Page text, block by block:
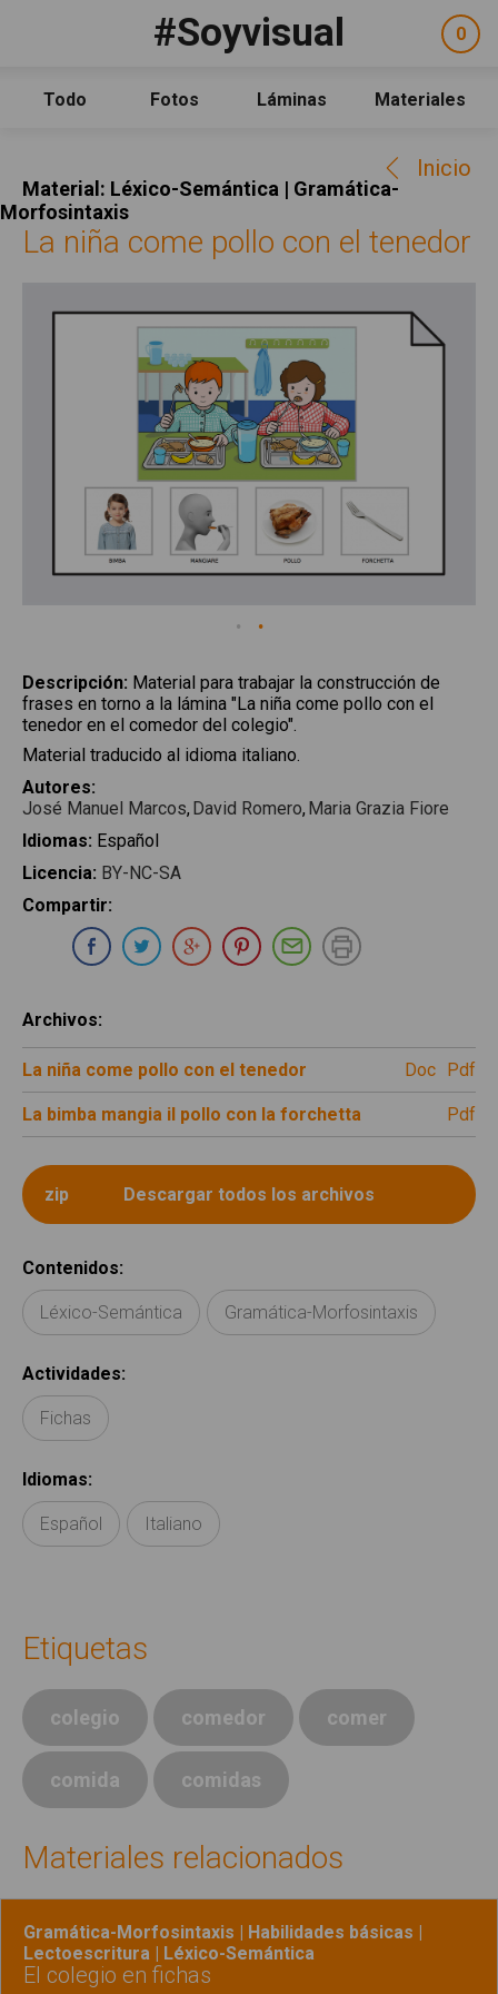
#Soyvisual
Todo
Fotos Láminas Materiales
0
Material: Léxico-Semántica | Gramática-
Morfosintaxis
Inicio
La niña come pollo con el tenedor
Descripción: Material para trabajar la construcción de
frases en torno a la lámina "La niña come pollo con el
tenedor en el comedor del colegio".
Material traducido al idioma italiano.
Autores:
José Manuel Marcos David Romero Maria Grazia Fiore
Idiomas: Español
Licencia: BY-NC-SA
Compartir:
Compartir en Whatsapp
Compartir en Facebook
Compartir en Twitter
Compartir en Google Plus
Compartir en Pinterest
Compartir por E-
Archivos:
La niña come pollo con el tenedor doc pdf
La bimba mangia il pollo con la forchetta pdf
Contenidos:
Léxico-Semántica Gramática-Morfosintaxis
Actividades:
Fichas
Idiomas:
Español Italiano
Etiquetas
colegio comedor comer
comida comidas
Materiales relacionados
Gramática-Morfosintaxis | Habilidades básicas |
Lectoescritura | Léxico-Semántica
El colegio en fichas
FacebookYouTubeTwitter
Qué es #Soyvisual
Guía de uso
Contacto